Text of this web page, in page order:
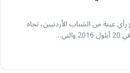
رأي عينة من الشباب الأردنيين، تجاه